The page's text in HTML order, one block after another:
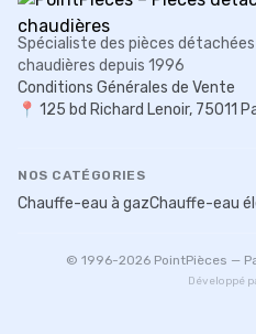
Spécialiste des pièces
chaudières depuis 1996
Conditions Générales de Vente
📍 125 bd Richard Lenoir, 75011
NOS CATÉGORIES
Chauffe-eau à gazChauffe-eau
© 1996-2026PointPièces —
Développé